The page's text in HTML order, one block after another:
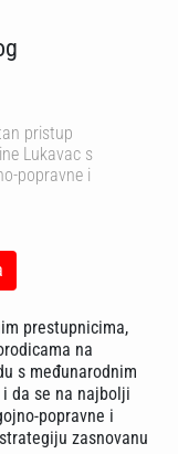
pristup
Lukavac s
popravne i
prestupnicima,
na
s međunarodnim
da se na najbolji
popravne i
zasnovanu